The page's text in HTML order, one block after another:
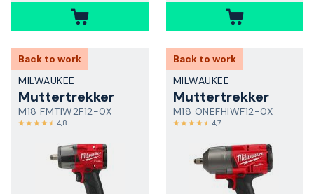
Back to work
MILWAUKEE
Muttertrekker
M18 FMTIW2F12-0X
4,8
Back to work
MILWAUKEE
Muttertrekker
M18 ONEFHIWF12-0X
4,7